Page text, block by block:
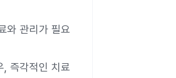
와 관리가 필요
, 즉각적인 치료